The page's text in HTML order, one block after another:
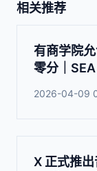
相关推荐
有商学院
零分｜
2026-04-09
X 正式推